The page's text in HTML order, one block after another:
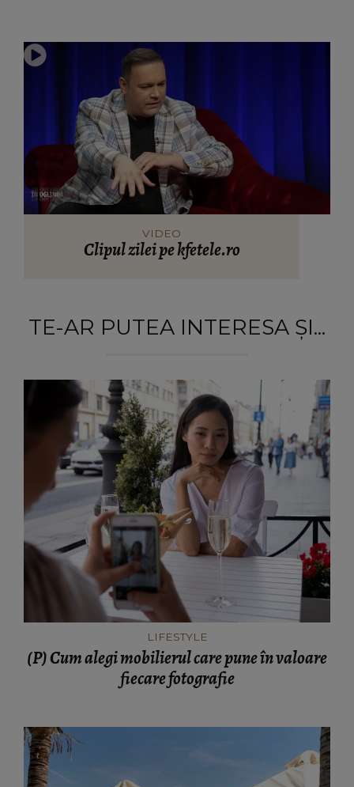
VIDEO
Clipul zilei pe kfetele.ro
TE-AR PUTEA INTERESA ȘI...
LIFESTYLE
(P) Cum alegi mobilierul care pune în valoare
fiecare fotografie